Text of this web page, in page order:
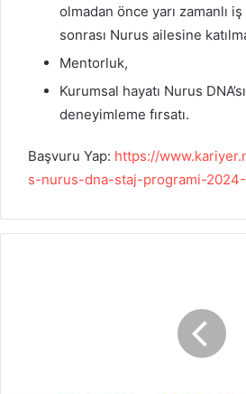
olmadan önce yarı zamanlı
sonrası Nurus ailesine
Mentorluk,
Kurumsal hayatı Nurus
deneyimleme fırsatı.
Başvuru Yap: https://
s-nurus-dna-staj-programi-